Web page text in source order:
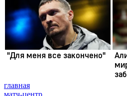
главная
матч-центр